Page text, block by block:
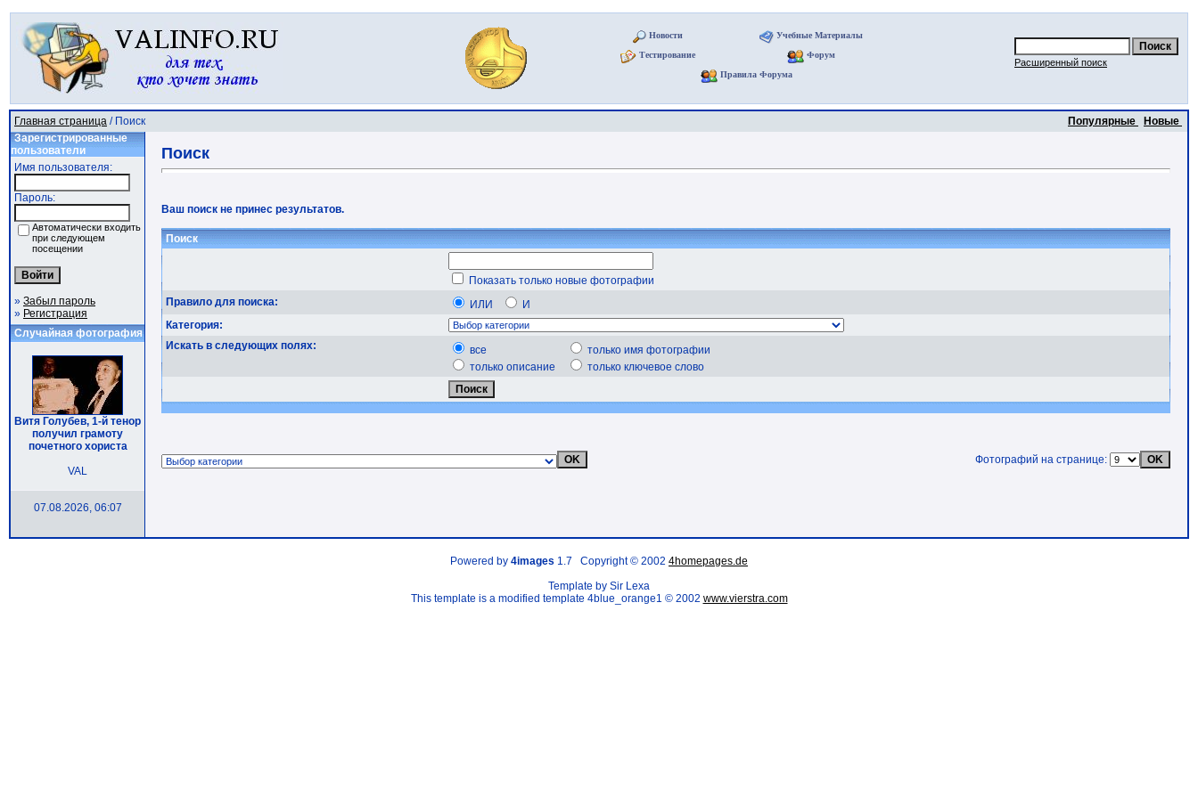
Новости
Учебные Материалы
Тестирование
Форум
Правила Форума
Расширенный поиск
Главная страница / Поиск Популярные
Новые
Зарегистрированные
пользователи
Имя пользователя:
Пароль:
Автоматически входить
при следующем
посещении
» Забыл пароль
» Регистрация
Случайная фотография
Витя Голубев, 1-й тенор
получил грамоту
почетного хориста
VAL
07.08.2026, 06:07
Поиск
Ваш поиск не принес результатов.
Поиск
Показать только новые фотографии
Правило для поиска:
ИЛИ
И
Категория:
Искать в следующих полях:
все
только имя фотографии
только описание
только ключевое слово
Фотографий на странице:
Powered by 4images 1.7 Copyright © 2002 4homepages.de
Template by Sir Lexa
This template is a modified template 4blue_orange1 © 2002 www.vierstra.com